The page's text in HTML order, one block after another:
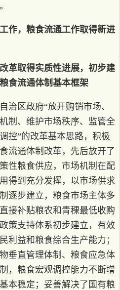
作，粮食流通工作取得新进
革取得实质性进展，初步建
食流通体制基本框架
区政府“放开购销市场、
制、维护市场秩序、监管全
控”的改革基本思路，积极
流通体制改革，先后放开了
性粮食供应，市场机制在配
得到充分发挥，以市场供求
逐步建立，粮食市场主体多
接补贴粮农和青稞最低收购
策支持体系初步建立，有效
利益和粮食综合生产能力；
垂直管理体制、粮食应急体
，粮食宏观调控能力不断增
本稳定；妥善解决了国有粮